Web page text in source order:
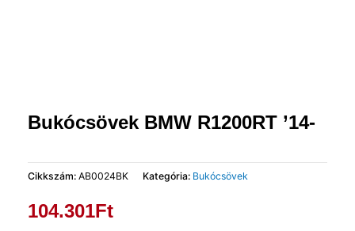
Bukócsövek BMW R1200RT ’14-
Cikkszám: AB0024BK Kategória: Bukócsövek
104.301Ft